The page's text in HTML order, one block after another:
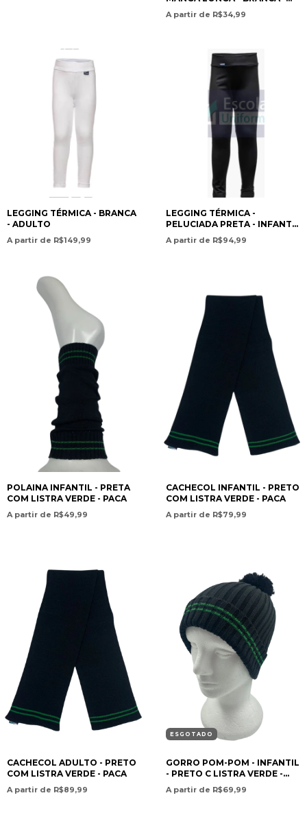
INF/JUV
A partir de R$34,99
LEGGING TÉRMICA - BRANCA
- ADULTO
A partir de R$149,99
LEGGING TÉRMICA -
PELUCIADA PRETA - INFANTO
JUVENIL - UNISSEX
A partir de R$94,99
POLAINA INFANTIL - PRETA
COM LISTRA VERDE - PACA
A partir de R$49,99
CACHECOL INFANTIL - PRETO
COM LISTRA VERDE - PACA
A partir de R$79,99
CACHECOL ADULTO - PRETO
COM LISTRA VERDE - PACA
A partir de R$89,99
ESGOTADO
GORRO POM-POM - INFANTIL
- PRETO C LISTRA VERDE -
PACA
A partir de R$69,99